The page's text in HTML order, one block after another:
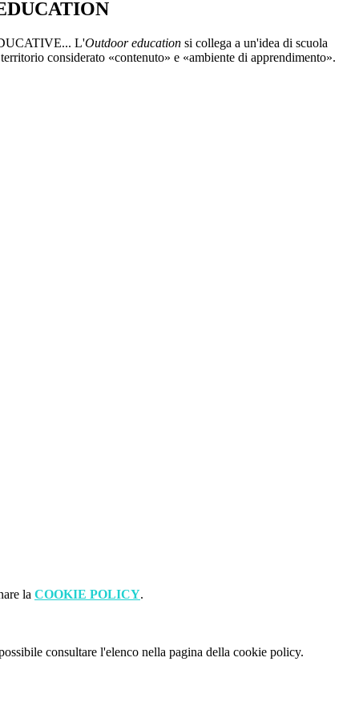
L'Outdoor education si collega a un'idea di scuola
considerato «contenuto» e «ambiente di apprendimento».
la COOKIE POLICY.
consultare l'elenco nella pagina della cookie policy.